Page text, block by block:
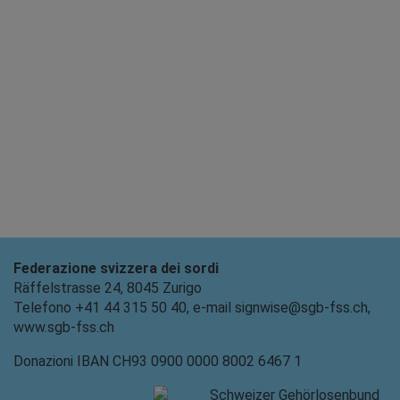
Federazione svizzera dei sordi
Räffelstrasse 24, 8045 Zurigo
Telefono +41 44 315 50 40, e-mail signwise@sgb-fss.ch,
www.sgb-fss.ch
Donazioni IBAN CH93 0900 0000 8002 6467 1